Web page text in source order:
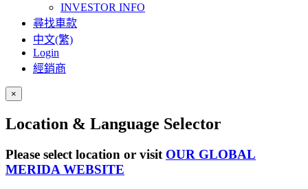
INVESTOR INFO
尋找車款
中文(繁)
Login
經銷商
×
Location & Language Selector
Please select location or visit OUR GLOBAL
MERIDA WEBSITE